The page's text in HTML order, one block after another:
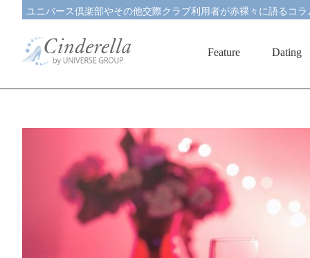
ユニバース倶楽部やその他交際クラブ利用者が赤裸々に語るコ
Feature Dating